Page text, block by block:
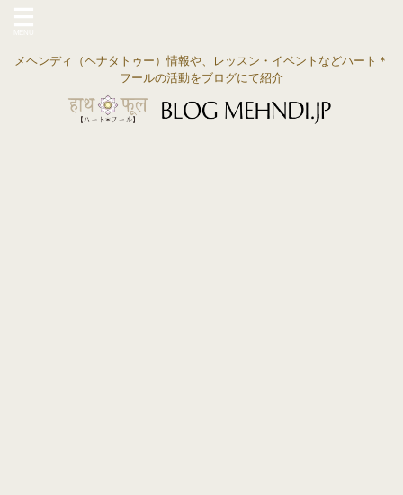
メヘンディ（ヘナタトゥー）情報や、レッスン・イベントなどハート＊
フールの活動をブログにて紹介